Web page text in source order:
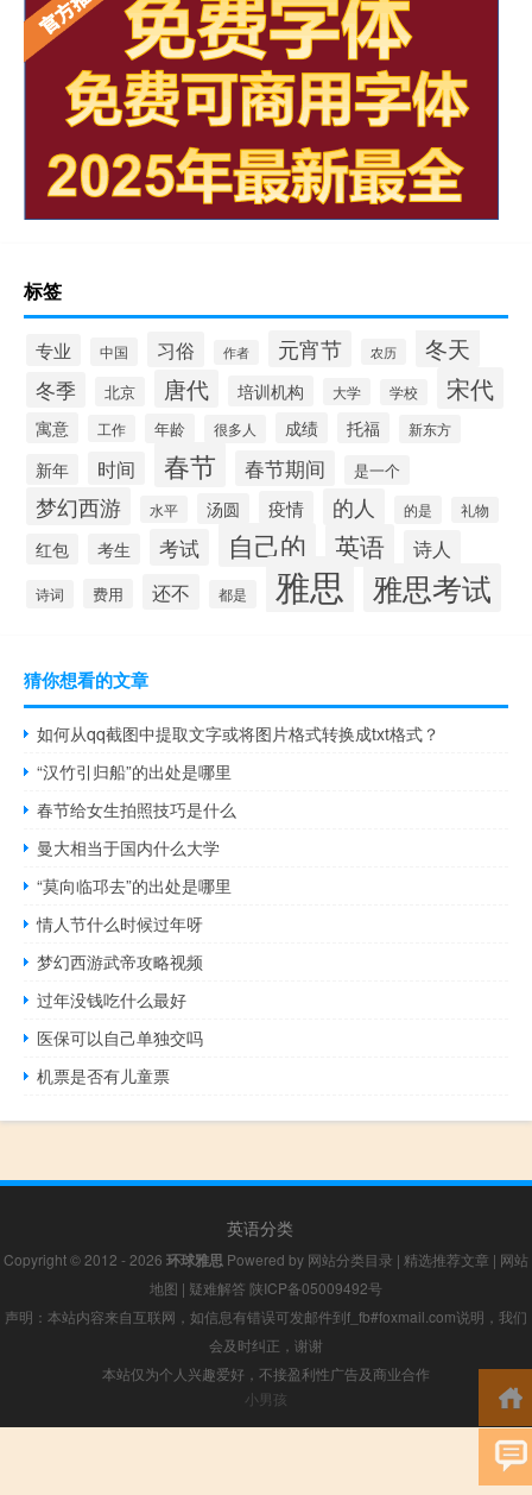
标签
专业 中国 习俗 作者 元宵节 农历 冬天
冬季 北京 唐代 培训机构 大学 学校 宋代
寓意 工作 年龄 很多人 成绩 托福 新东方
新年 时间 春节 春节期间 是一个
梦幻西游 水平 汤圆 疫情 的人 的是 礼物
红包 考生 考试 自己的 英语 诗人
诗词 费用 还不 都是 雅思 雅思考试
猜你想看的文章
如何从qq截图中提取文字或将图片格式转换成txt格式？
“汉竹引归船”的出处是哪里
春节给女生拍照技巧是什么
曼大相当于国内什么大学
“莫向临邛去”的出处是哪里
情人节什么时候过年呀
梦幻西游武帝攻略视频
过年没钱吃什么最好
医保可以自己单独交吗
机票是否有儿童票
英语分类
Copyright © 2012 - 2026 环球雅思 Powered by 网站分类目录 | 精选推荐文章 | 网站
地图 | 疑难解答 陕ICP备05009492号
声明：本站内容来自互联网，如信息有错误可发邮件到f_fb#foxmail.com说明，我们
会及时纠正，谢谢
本站仅为个人兴趣爱好，不接盈利性广告及商业合作
小男孩